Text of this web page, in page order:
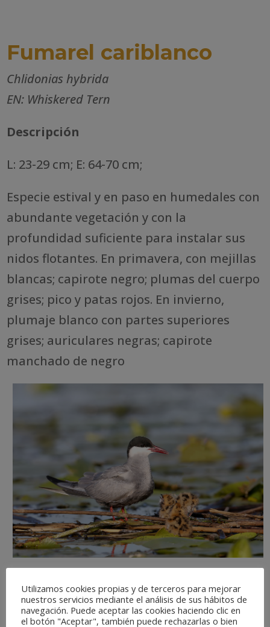
Fumarel cariblanco
Chlidonias hybrida
EN: Whiskered Tern
Descripción
L: 23-29 cm; E: 64-70 cm;
Especie estival y en paso en humedales con
abundante vegetación y con la
profundidad suficiente para instalar sus
nidos flotantes. En primavera, con mejillas
blancas; capirote negro; plumas del cuerpo
grises; pico y patas rojos. En invierno,
plumaje blanco con partes superiores
grises; auriculares negras; capirote
manchado de negro
Dificultad de observación:Media
Utilizamos cookies propias y de terceros para mejorar
nuestros servicios mediante el análisis de sus hábitos de
navegación. Puede aceptar las cookies haciendo clic en
el botón "Aceptar", también puede rechazarlas o bien